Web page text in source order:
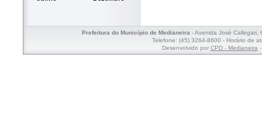
Prefeitura do Município de Medianeira- Avenida José Callegari,
Telefone: (45) 3264-8600 - Horário de
Desenvolvido por CPD - Medianeira-